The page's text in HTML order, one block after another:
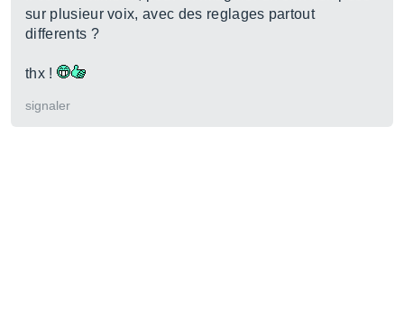
sur plusieur voix, avec des reglages partout
differents ?
thx !
signaler